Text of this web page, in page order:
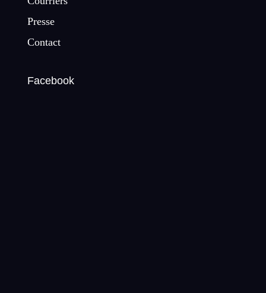
Presse
Contact
Facebook